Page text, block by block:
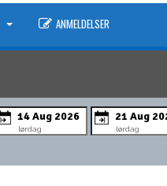
ANMELDELSER
lørdag lørdag